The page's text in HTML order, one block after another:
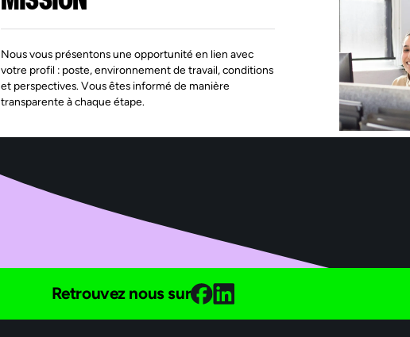
Nous vous présentons une opportunité en lien avec
votre profil : poste, environnement de travail, conditions
et perspectives. Vous êtes informé de manière
transparente à chaque étape.
Retrouvez nous sur